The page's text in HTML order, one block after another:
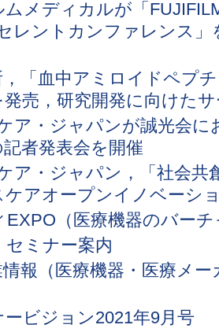
メディカルが「
レントカンファレンス
「血中アミロイドペプ
発売，研究開発に向けた
ア・ジャパンが誠光会
者発表会を開催
ア・ジャパン，「社会共
ケアオープンイノベーシ
EXPO（医療機器のバー
セミナー案内
報（医療機器・医療メ
ービジョン2021年9月号